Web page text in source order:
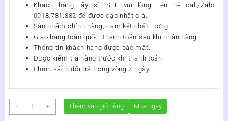
Khách hàng lấy sỉ, SLL vui lòng liên hệ call/Zalo
0918.781.882 để được cập nhật giá.
Sản phẩm chính hãng, cam kết chất lượng.
Giao hàng toàn quốc, thanh toán sau khi nhận hàng.
Thông tin khách hàng được bảo mật.
Được kiểm tra hàng trước khi thanh toán.
Chính sách đổi trả trong vòng 7 ngày.
-
Nước
súc
+ Thêm vào giỏ hàng Mua ngay